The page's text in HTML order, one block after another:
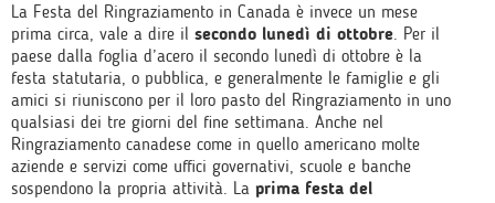
La Festa del Ringraziamento in Canada è invece un mese
prima circa, vale a dire il secondo lunedì di ottobre. Per il
paese dalla foglia d’acero il secondo lunedì di ottobre è la
festa statutaria, o pubblica, e generalmente le famiglie e gli
amici si riuniscono per il loro pasto del Ringraziamento in uno
qualsiasi dei tre giorni del fine settimana. Anche nel
Ringraziamento canadese come in quello americano molte
aziende e servizi come uffici governativi, scuole e banche
sospendono la propria attività. La prima festa del